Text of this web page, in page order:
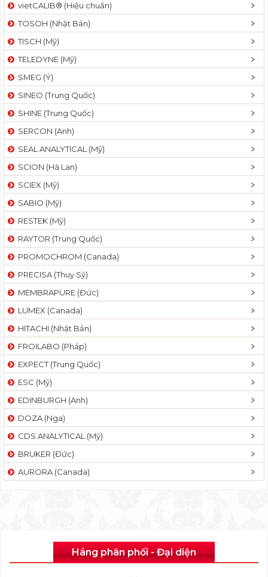
vietCALIB® (Hiệu chuẩn)
TOSOH (Nhật Bản)
TISCH (Mỹ)
TELEDYNE (Mỹ)
SMEG (Ý)
SINEO (Trung Quốc)
SHINE (Trung Quốc)
SERCON (Anh)
SEAL ANALYTICAL (Mỹ)
SCION (Hà Lan)
SCIEX (Mỹ)
SABIO (Mỹ)
RESTEK (Mỹ)
RAYTOR (Trung Quốc)
PROMOCHROM (Canada)
PRECISA (Thuỵ Sỹ)
MEMBRAPURE (Đức)
LUMEX (Canada)
HITACHI (Nhật Bản)
FROILABO (Pháp)
EXPECT (Trung Quốc)
ESC (Mỹ)
EDINBURGH (Anh)
DOZA (Nga)
CDS ANALYTICAL (Mỹ)
BRUKER (Đức)
AURORA (Canada)
Hãng phân phối - Đại diện